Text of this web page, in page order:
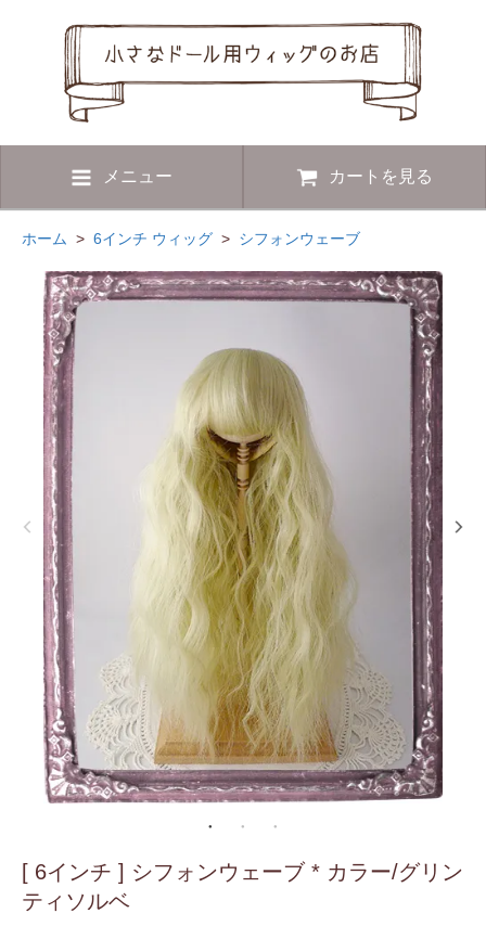
メニュー カートを見る
ホーム > 6インチ ウィッグ > シフォンウェーブ
[ 6インチ ] シフォンウェーブ * カラー/グリン
ティソルベ